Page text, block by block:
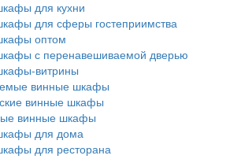
для кухни
для сферы гостеприимства
оптом
с перенавешиваемой дверью
витрины
винные шкафы
винные шкафы
винные шкафы
для дома
для ресторана